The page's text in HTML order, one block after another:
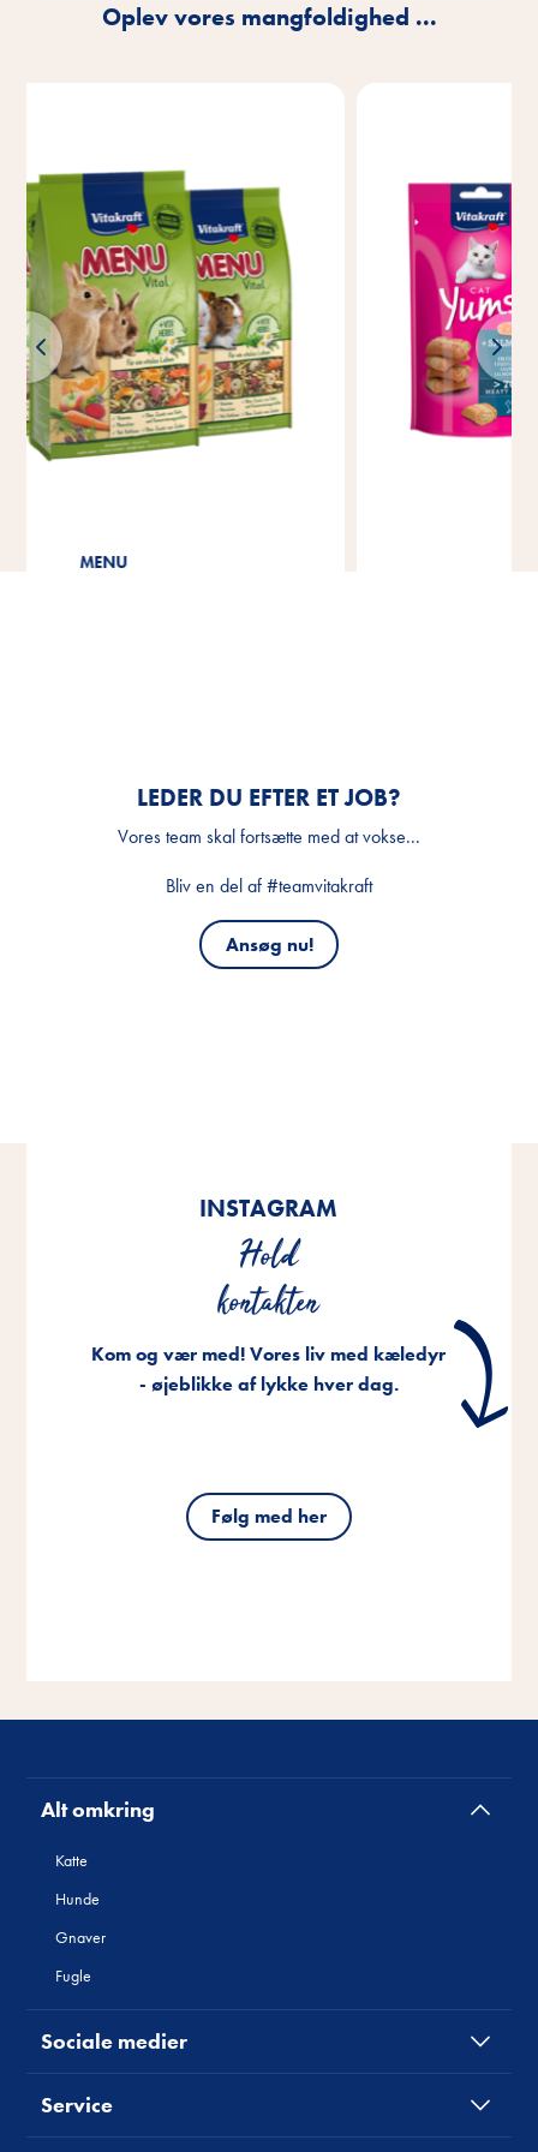
Oplev vores mangfoldighed ...
LEDER DU EFTER ET JOB?
Vores team skal fortsætte med at vokse...
Bliv en del af #teamvitakraft
Ansøg nu!
INSTAGRAM
Hold
kontakten
Kom og vær med! Vores liv med kæledyr
- øjeblikke af lykke hver dag.
Følg med her
Alt omkring
Katte
Hunde
Gnaver
Fugle
Sociale medier
Service